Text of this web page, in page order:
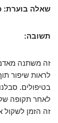
שאלה בוערת:
תשובה:
זה משתנה
לראות שיפור
בטיפולים.
לאחר תקופה
זה הזמן